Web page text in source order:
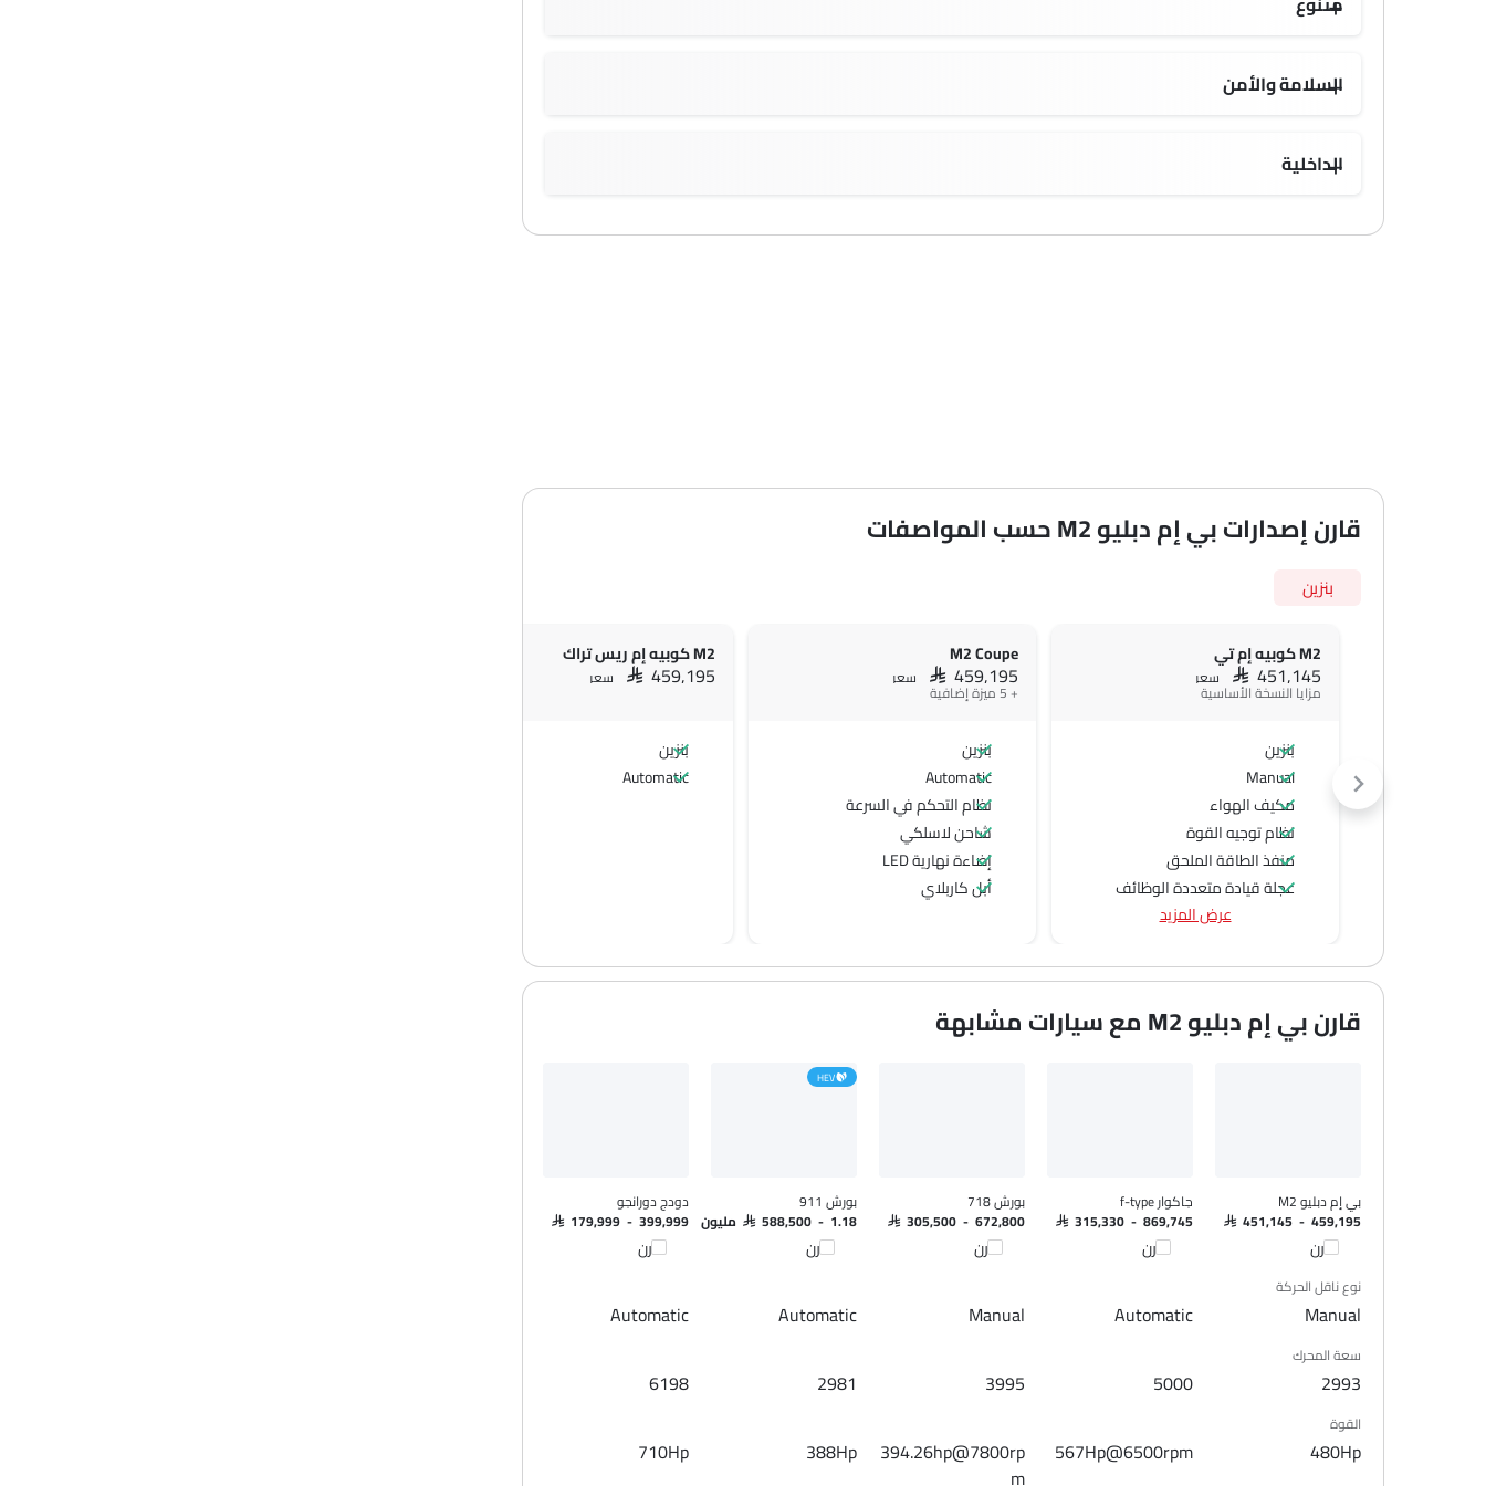
السلامة والأمن
الداخلية
قارن إصدارات بي إم دبليو M2 حسب المواصفات
بنزين
M2 كوبيه إم تي
SAR 451,145 سعر
مزايا النسخة الأساسية
بنزين
Manual
مكيف الهواء
نظام توجيه القوة
منفذ الطاقة الملحق
عجلة قيادة متعددة الوظائف
الراديو هي AM (تعديل السعة) أو FM (تضمين التردد)،
مكبرات الصوت الخلفية
المدخل المساعد وUSB
مقاعد قابلة للتعديل
مسند رأس المقعد الخلفي
حاملات الأكواب-أمامية
حامل زجاجة
نظام منع انغلاق المكابح
قفل مركزي
وسادة هوائية للركاب
أحزمة المقاعد الأمامية القابلة للتعديل في الارتفاع
تحذير حزام المقعد
عرض المزيد
M2 Coupe
SAR 459,195 سعر
+ 5 ميزة إضافية
بنزين
Automatic
نظام التحكم في السرعة
شاحن لاسلكي
إضاءة نهارية LED
أبل كاربلاي
M2 كوبيه إم ريس تراك
SAR 459,195 سعر
بنزين
Automatic
قارن بي إم دبليو M2 مع سيارات مشابهة
بي إم دبليو M2
SAR 451,145 - 459,195
قارن
جاكوار f-type
SAR 315,330 - 869,745
قارن
بورش 718
SAR 305,500 - 672,800
قارن
HEV
بورش 911
SAR 588,500 - 1.18 مليون
قارن
دودج دورانجو
SAR 179,999 - 399,999
قارن
نوع ناقل الحركة
Manual
Automatic
Manual
Automatic
Automatic
سعة المحرك
2993
5000
3995
2981
6198
القوة
480Hp
567Hp@6500rpm
394.26hp@7800rp
m
388Hp
710Hp